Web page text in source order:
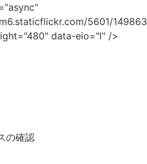
5601/
data-eio="l" />
の確認